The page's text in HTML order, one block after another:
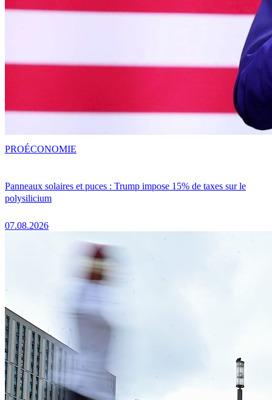
Panneaux solaires et puces : Trump impose 15% de taxes sur le
polysilicium
07.08.2026
PROÉCONOMIE